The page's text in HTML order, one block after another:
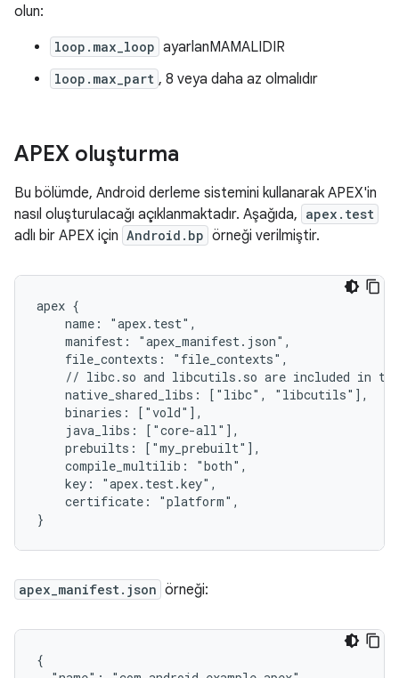
olun:
loop.max_loop ayarlanMAMALIDIR
loop.max_part , 8 veya daha az olmalıdır
APEX oluşturma
Bu bölümde, Android derleme sistemini kullanarak APEX'in
nasıl oluşturulacağı açıklanmaktadır. Aşağıda, apex.test
adlı bir APEX için Android.bp örneği verilmiştir.
apex {
    name: "apex.test",
    manifest: "apex_manifest.json",
    file_contexts: "file_contexts",
// libc.so and libcutils.so are included in
    native_shared_libs: ["libc", "libcutils"],
    binaries: ["vold"],
    java_libs: ["core-all"],
    prebuilts: ["my_prebuilt"],
    compile_multilib: "both",
    key: "apex.test.key",
    certificate: "platform",
apex_manifest.json örneği:
{